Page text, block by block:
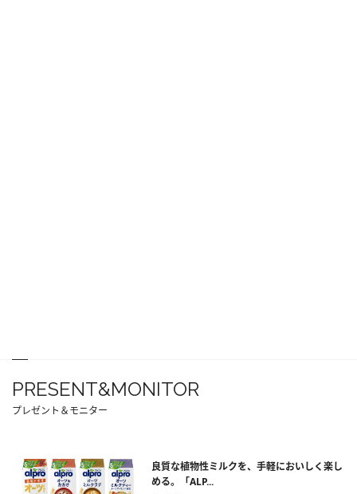
PRESENT&MONITOR
プレゼント＆モニター
良質な植物性ミルクを、手軽においしく楽し
める。「ALP...